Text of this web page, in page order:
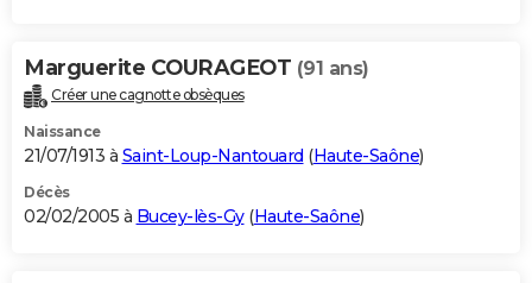
Marguerite COURAGEOT (91 ans)
Créer une cagnotte obsèques
Naissance
21/07/1913 à Saint-Loup-Nantouard (Haute-Saône)
Décès
02/02/2005 à Bucey-lès-Gy(Haute-Saône)